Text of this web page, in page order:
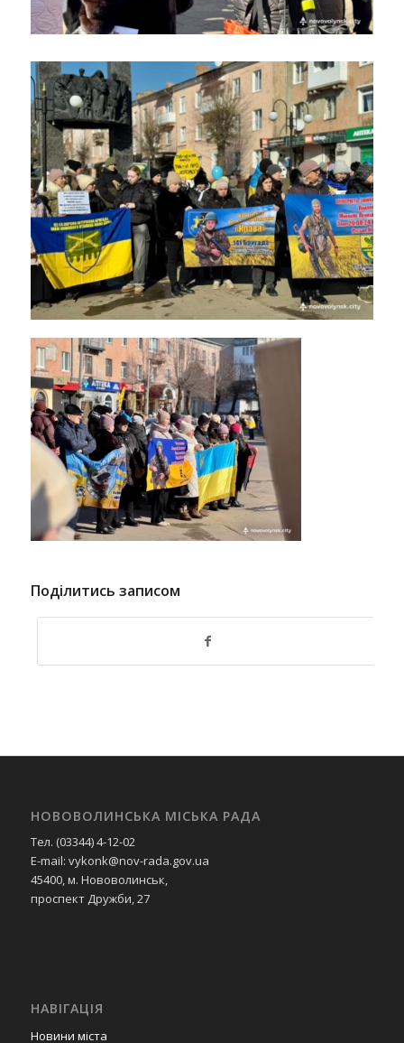
Поділитись записом
НОВОВОЛИНСЬКА МІСЬКА РАДА
Тел. (03344) 4-12-02
E-mail: vykonk@nov-rada.gov.ua
45400, м. Нововолинськ,
проспект Дружби, 27
НАВІГАЦІЯ
Новини міста